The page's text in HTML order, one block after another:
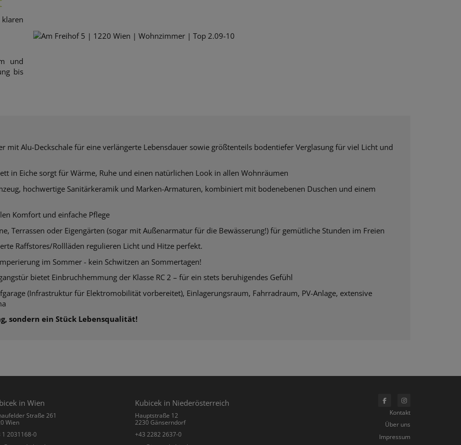
und
bis
mit Alu-Deckschale für eine verlängerte Lebensdauer sowie größtenteils bodentiefer Verglasung für viel Licht und
in Eiche sorgt für Wärme, Ruhe und einen natürlichen Look in allen Wohnräumen
hochwertige Sanitärkeramik und Marken-Armaturen, kombiniert mit bodenebenen Duschen und einem
Komfort und einfache Pflege
Terrassen oder Eigengärten (sogar mit Außenarmatur für die Bewässerung!) für gemütliche Stunden im Freien
Raffstores/Rollläden regulieren Licht und Hitze perfekt.
im Sommer - kein Schwitzen an Sommertagen!
bietet Einbruchhemmung der Klasse RC 2 – für ein stets beruhigendes Gefühl
(Infrastruktur für Elektromobilität vorbereitet), Einlagerungsraum, Fahrradraum, PV-Anlage, extensive
sondern ein Stück Lebensqualität!
in Wien
Straße 261
Wien
1 2031168-0
Kubicek in Niederösterreich
Hauptstraße 12
2230 Gänserndorf
+43 2282 2637-0
Kontakt
Über uns
Impressum